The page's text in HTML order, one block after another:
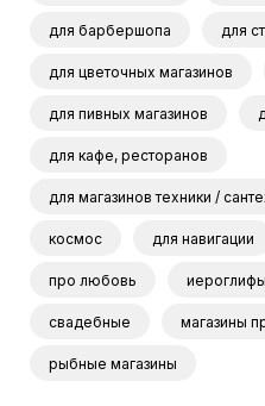
для барбершопа для
для цветочных магазинов
для пивных магазинов
для кафе, ресторанов
для магазинов техники /
космос для навигации
про любовь иероглифы
свадебные магазины
рыбные магазины